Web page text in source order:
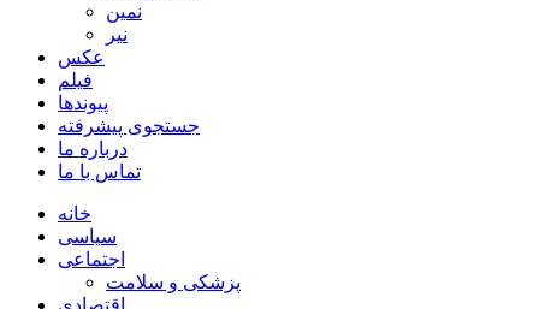
نمین
نیر
عکس
فیلم
پیوندها
جستجوی پیشرفته
درباره ما
تماس با ما
خانه
سیاسی
اجتماعی
پزشکی و سلامت
اقتصادی